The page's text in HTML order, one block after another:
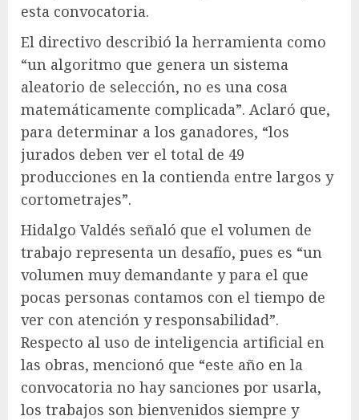
esta convocatoria.
El directivo describió la herramienta como
“un algoritmo que genera un sistema
aleatorio de selección, no es una cosa
matemáticamente complicada”. Aclaró que,
para determinar a los ganadores, “los
jurados deben ver el total de 49
producciones en la contienda entre largos y
cortometrajes”.
Hidalgo Valdés señaló que el volumen de
trabajo representa un desafío, pues es “un
volumen muy demandante y para el que
pocas personas contamos con el tiempo de
ver con atención y responsabilidad”.
Respecto al uso de inteligencia artificial en
las obras, mencionó que “este año en la
convocatoria no hay sanciones por usarla,
los trabajos son bienvenidos siempre y